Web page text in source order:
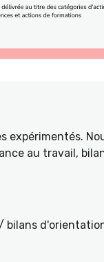
expérimentés.
au travail,
bilans